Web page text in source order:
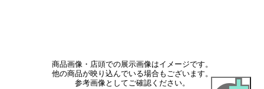
商品画像・店頭での展示画像はイメージです。
他の商品が映り込んでいる場合もございます。
参考画像としてご確認ください。